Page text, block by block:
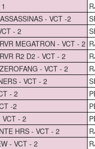
- VCT -2
- 2
MEGATRON - VCT - 2
R2 D2 - VCT - 2
- VCT - 2
- VCT - 2
- 2
-2
VCT - 2
HRS - VCT - 2
- VCT - 2